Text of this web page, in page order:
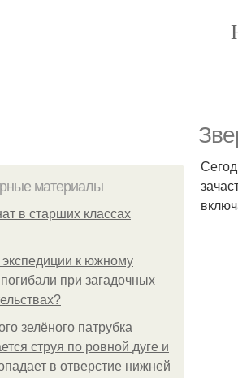
материалы
в старших классах
к южному
при загадочных
зелёного патрубка
струя по ровной дуге и
в отверстие нижней